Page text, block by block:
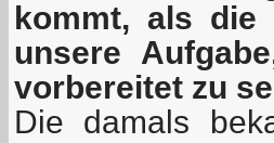
kommt, als die
unsere
vorbereitet zu
Die damals